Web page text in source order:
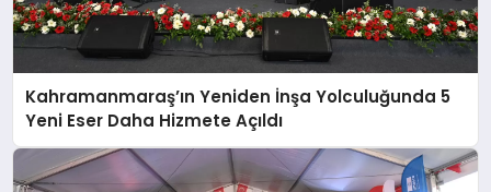
Kahramanmaraş’ın Yeniden İnşa Yolculuğunda 5
Yeni Eser Daha Hizmete Açıldı